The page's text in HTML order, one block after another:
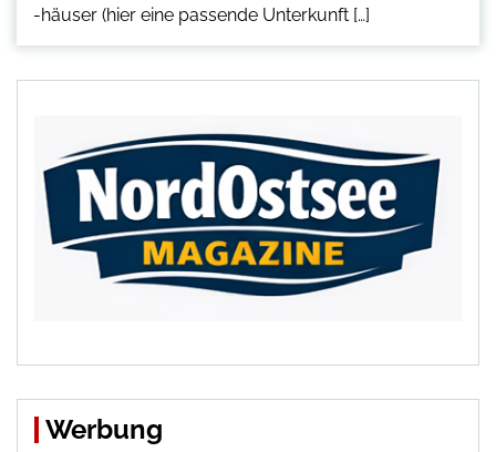
-häuser (hier eine passende Unterkunft […]
Werbung